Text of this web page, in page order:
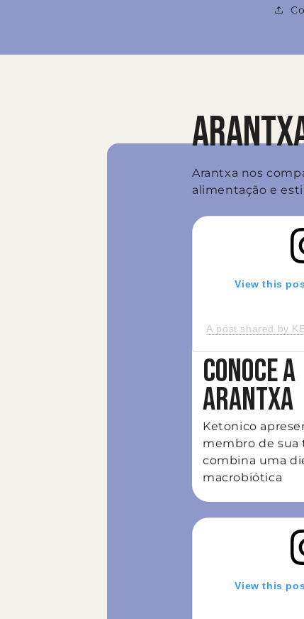
Arantxa nos
alimentação e
View this
A post shared by
CONOCE A
ARANTXA
Ketonico
membro de sua
combina uma
macrobiótica
View this